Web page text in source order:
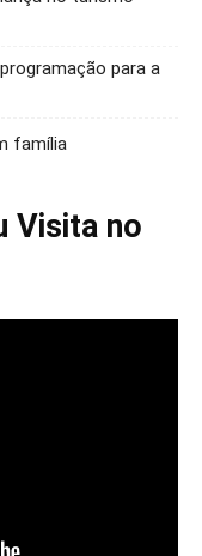
para a
família
Visita no